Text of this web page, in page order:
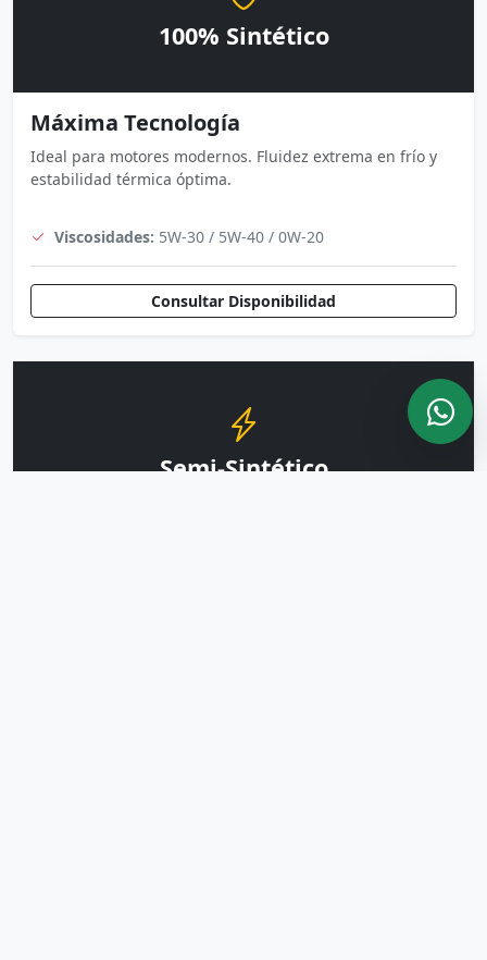
100% Sintético
Máxima Tecnología
Ideal para motores modernos. Fluidez extrema en frío y
estabilidad térmica óptima.
Viscosidades: 5W-30 / 5W-40 / 0W-20
Consultar Disponibilidad
Semi-Sintético